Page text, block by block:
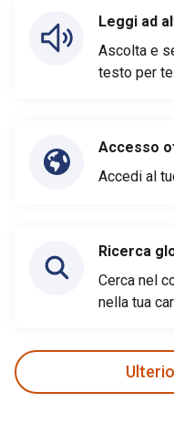
Leggi ad
Ascolta e
testo per te
Accesso
Accedi al
Ricerca
Cerca nel
nella tua